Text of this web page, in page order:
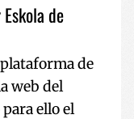
de
de
web del
ello el